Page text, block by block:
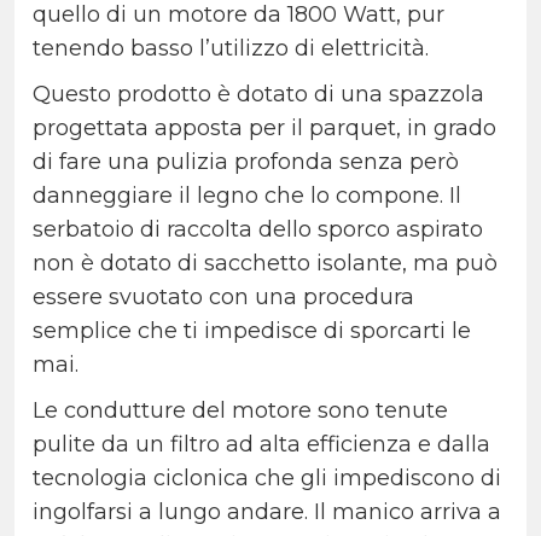
quello di un motore da 1800 Watt, pur
tenendo basso l’utilizzo di elettricità.
Questo prodotto è dotato di una spazzola
progettata apposta per il parquet, in grado
di fare una pulizia profonda senza però
danneggiare il legno che lo compone. Il
serbatoio di raccolta dello sporco aspirato
non è dotato di sacchetto isolante, ma può
essere svuotato con una procedura
semplice che ti impedisce di sporcarti le
mai.
Le condutture del motore sono tenute
pulite da un filtro ad alta efficienza e dalla
tecnologia ciclonica che gli impediscono di
ingolfarsi a lungo andare. Il manico arriva a